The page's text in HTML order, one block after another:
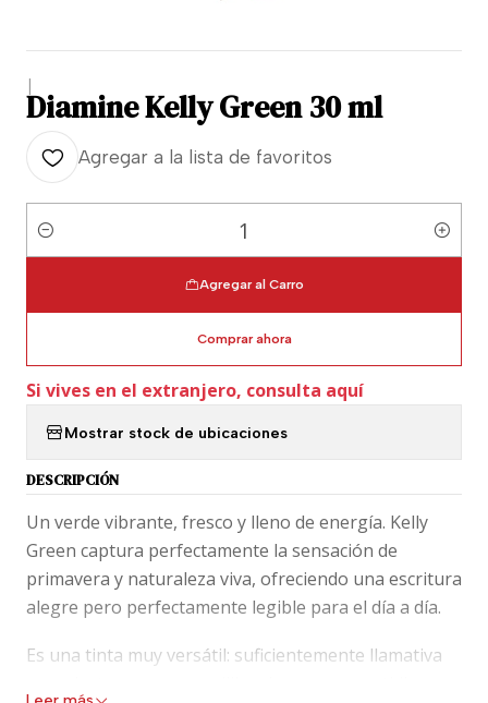
|
Diamine Kelly Green 30 ml
Agregar a la lista de favoritos
Cantidad
Agregar al Carro
Comprar ahora
Si vives en el extranjero, consulta aquí
Mostrar stock de ubicaciones
DESCRIPCIÓN
Un verde vibrante, fresco y lleno de energía. Kelly
Green captura perfectamente la sensación de
primavera y naturaleza viva, ofreciendo una escritura
alegre pero perfectamente legible para el día a día.
Es una tinta muy versátil: suficientemente llamativa